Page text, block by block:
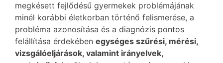
megkésett fejlődésű gyermekek problémájának
minél korábbi életkorban történő felismerése, a
probléma azonosítása és a diagnózis pontos
felállítása érdekében egységes szűrési, mérési,
vizsgálóeljárások, valamint irányelvek,